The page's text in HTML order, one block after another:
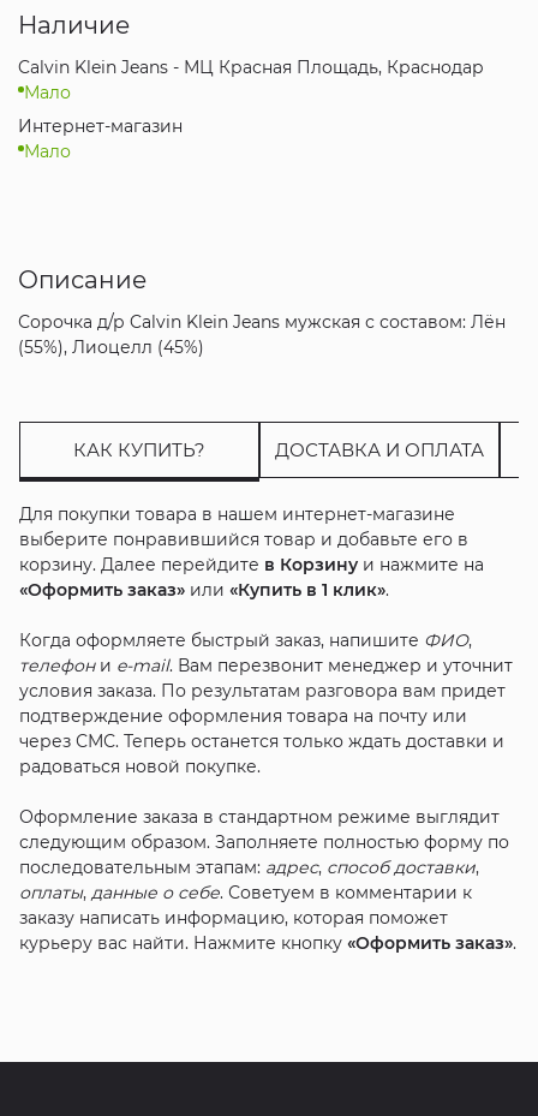
Наличие
Calvin Klein Jeans - МЦ Красная Площадь, Краснодар
Мало
Интернет-магазин
Мало
Описание
Сорочка д/р Calvin Klein Jeans мужская с составом: Лён
(55%), Лиоцелл (45%)
КАК КУПИТЬ? ДОСТАВКА И ОПЛАТА
Для покупки товара в нашем интернет-магазине
выберите понравившийся товар и добавьте его в
корзину. Далее перейдите в Корзинуи нажмите на
«Оформить заказ»или «Купить в 1 клик».
Когда оформляете быстрый заказ, напишите ФИО,
телефони e-mail. Вам перезвонит менеджер и уточнит
условия заказа. По результатам разговора вам придет
подтверждение оформления товара на почту или
через СМС. Теперь останется только ждать доставки и
радоваться новой покупке.
Оформление заказа в стандартном режиме выглядит
следующим образом. Заполняете полностью форму по
последовательным этапам: адрес, способ доставки,
оплаты, данные о себе. Советуем в комментарии к
заказу написать информацию, которая поможет
курьеру вас найти. Нажмите кнопку «Оформить заказ».